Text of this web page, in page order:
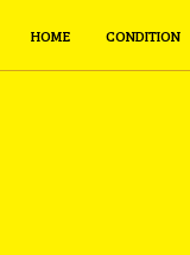
HOME CONDITION